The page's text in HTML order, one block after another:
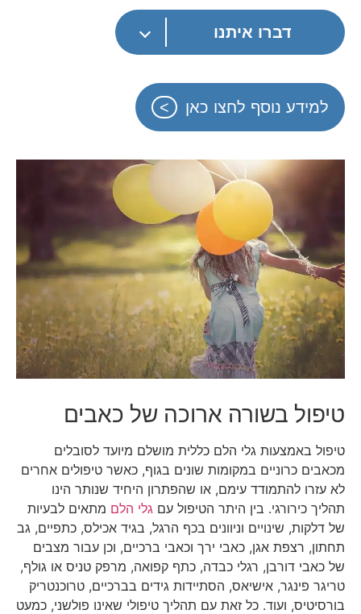
דברו איתנו
למידע נוסף לחצו כאן
טיפול בשורה ארוכה של כאבים
טיפול באמצעות גלי הלם כללית מושלם מיועד לסובלים
מכאבים כרוניים במקומות שונים בגוף, כאשר טיפולים אחרים
לא עזרו להתמודד עימם, או שהפתרון היחיד שנותר הינו
תהליך כירורגי. בין היתר הטיפול עם גלי הלם מתאים לבעיות
של דלקות, שינויים וניוונים בכף הרגל, בגיד אכילס, כתפיים, גב
תחתון, רצפת אגן, כאבי ירך וכאבי ברכיים, וכן עבור מצבים
של כאבי דורבן, רגלי כבדה, כתף קפואה, מרפק טניס או גולף,
טריגר פינגר, אישיאס, הסתיידות גידים בברכיים, טרוכנטריק
בורסיטיס, ועוד. כל זאת עם תהליך טיפולי שאינו פולשני, כמעט